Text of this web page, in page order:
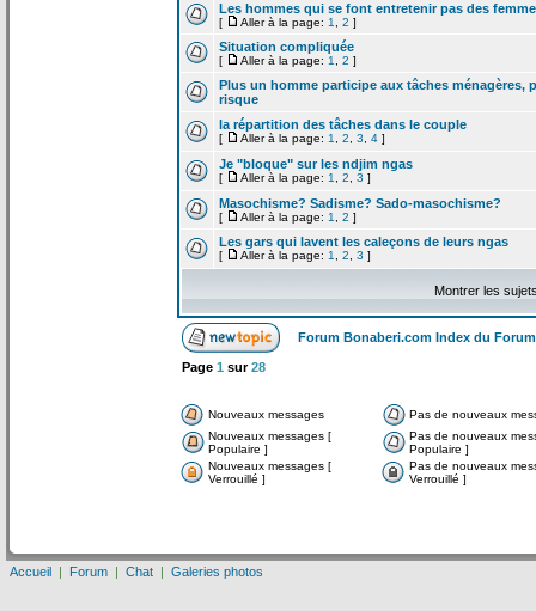
Les hommes qui se font entretenir pas des
[ Aller à la page: 1 2 ]
Situation compliquée
[ Aller à la page: 1 2 ]
Plus un homme participe aux tâches ménagères,
risque
la répartition des tâches dans le couple
[ Aller à la page: 1 2 3 4 ]
Je "bloque" sur les ndjim ngas
[ Aller à la page: 1 2 3 ]
Masochisme? Sadisme? Sado-masochisme?
[ Aller à la page: 1 2 ]
Les gars qui lavent les caleçons de leurs ngas
[ Aller à la page: 1 2 3 ]
Montrer les
Forum Bonaberi.com Index du Forum
Page 1 sur28
Nouveaux messages
Pas de nouveaux
Nouveaux messages [
Populaire ]
Pas de nouveaux
Populaire ]
Nouveaux messages [
Verrouillé ]
Pas de nouveaux
Verrouillé ]
Accueil | Forum | Chat | Galeries photos